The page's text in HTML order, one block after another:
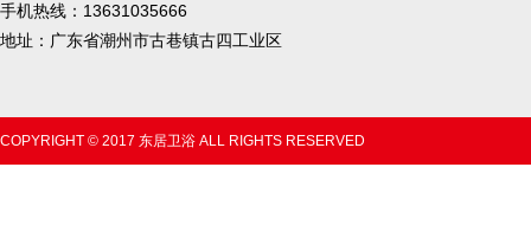
手机热线：13631035666
地址：广东省潮州市古巷镇古四工业区
COPYRIGHT © 2017 东居卫浴 ALL RIGHTS RESERVED